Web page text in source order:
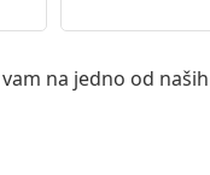
na jedno od naših